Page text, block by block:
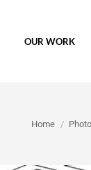
OUR WORK
You are here:
Home